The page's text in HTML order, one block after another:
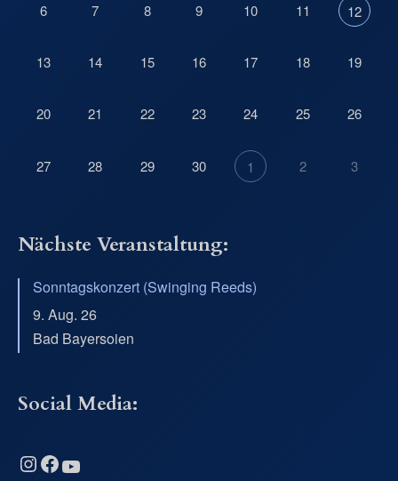
6 7 8 9 10 11 12
13 14 15 16 17 18 19
20 21 22 23 24 25 26
27 28 29 30 1 2 3
Nächste Veranstaltung:
Sonntagskonzert (Swinging Reeds)
9. Aug. 26
Bad Bayersoien
Social Media:
Instagram Facebook YouTube